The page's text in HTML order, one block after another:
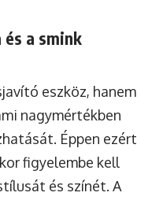
a smink
eszköz, hanem
nagymértékben
Éppen ezért
figyelembe kell
és színét. A